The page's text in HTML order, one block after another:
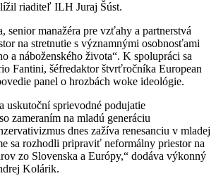
riaditeľ ILH Juraj Šúst.
senior manažéra pre vzťahy a partnerstvá
na stretnutie s významnými osobnosťami
a náboženského života“. K spolupráci sa
Fantini, šéfredaktor štvrťročníka European
panel o hrozbách woke ideológie.
uskutoční sprievodné podujatie
so zameraním na mladú generáciu
dnes zažíva renesanciu v mladej
sa rozhodli pripraviť neformálny priestor na
zo Slovenska a Európy,“ dodáva výkonný
Kolárik.